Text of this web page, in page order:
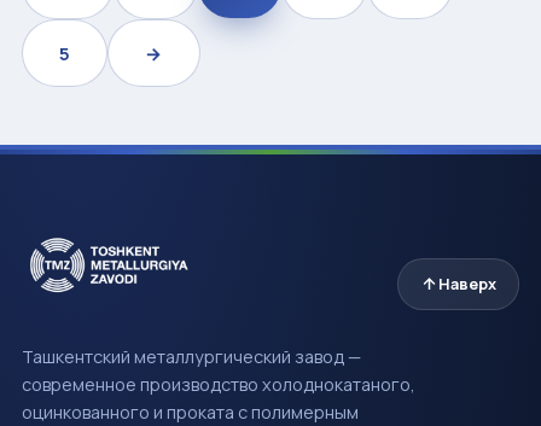
5 →
Наверх
Ташкентский металлургический завод —
современное производство холоднокатаного,
оцинкованного и проката с полимерным